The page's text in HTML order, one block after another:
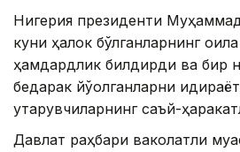
Нигерия президенти
куни ҳалок бўлганларнинг
ҳамдардлик билдирди ва бир
бедарак йўқолганларни
қутқарувчиларнинг саъй-
Давлат раҳбари ваколатли